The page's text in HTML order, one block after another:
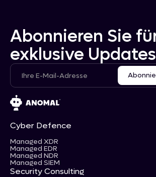
Abonnieren Sie
exklusive Updates
Cyber Defence
Managed XDR
Managed EDR
Managed NDR
Managed SIEM
Security Consulting